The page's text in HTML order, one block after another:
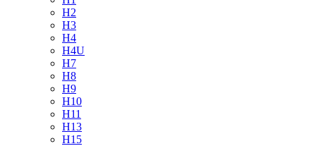
H2
H3
H4
H4U
H7
H8
H9
H10
H11
H13
H15